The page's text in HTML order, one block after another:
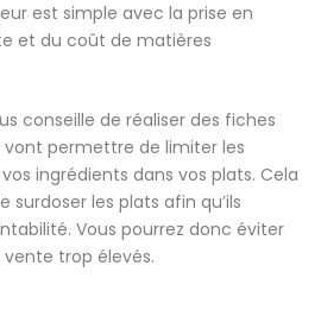
est simple avec la prise en
et du coût de matières
conseille de réaliser des fiches
permettre de limiter les
ingrédients dans vos plats. Cela
surdoser les plats afin qu’ils
Vous pourrez donc éviter
trop élevés.